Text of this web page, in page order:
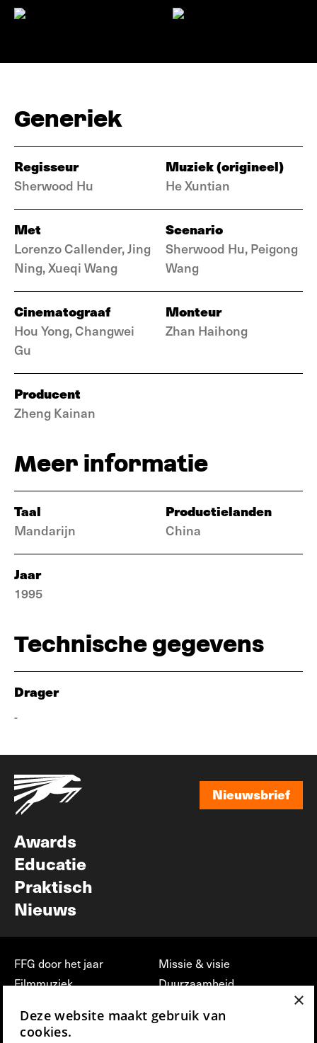
Generiek
Regisseur
Sherwood Hu
Muziek (origineel)
He Xuntian
Met
Lorenzo Callender, Jing
Ning, Xueqi Wang
Scenario
Sherwood Hu, Peigong
Wang
Cinematograaf
Hou Yong, Changwei
Gu
Monteur
Zhan Haihong
Producent
Zheng Kainan
Meer informatie
Taal
Mandarijn
Productielanden
China
Jaar
1995
Technische gegevens
Drager
-
Nieuwsbrief
Awards
Educatie
Praktisch
Nieuws
FFG door het jaar
Filmmuziek
Press & Industry
Missie & visie
Duurzaamheid
vrijwilligerswerk bij FFG
×
Deze website maakt gebruik van
cookies.